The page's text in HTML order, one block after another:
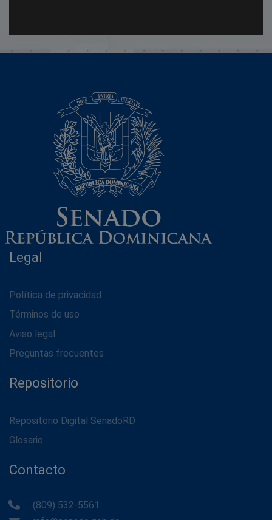
Legal
Política de privacidad
Términos de uso
Aviso legal
Preguntas frecuentes
Repositorio
Repositorio Digital SenadoRD
Glosario
Contacto
(809) 532-5561